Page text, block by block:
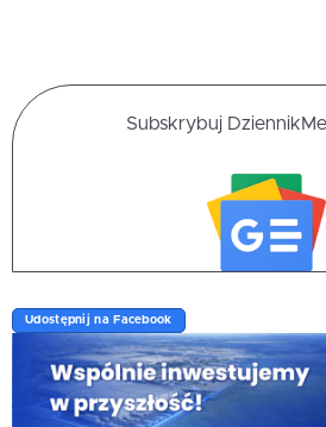
Subskrybuj
Udostępnij na Facebook